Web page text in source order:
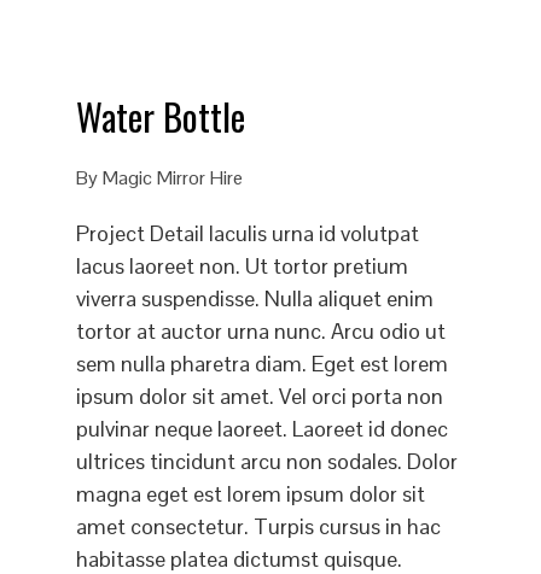
Water Bottle
ByMagic Mirror Hire
Project Detail Iaculis urna id volutpat
lacus laoreet non. Ut tortor pretium
viverra suspendisse. Nulla aliquet enim
tortor at auctor urna nunc. Arcu odio ut
sem nulla pharetra diam. Eget est lorem
ipsum dolor sit amet. Vel orci porta non
pulvinar neque laoreet. Laoreet id donec
ultrices tincidunt arcu non sodales. Dolor
magna eget est lorem ipsum dolor sit
amet consectetur. Turpis cursus in hac
habitasse platea dictumst quisque.